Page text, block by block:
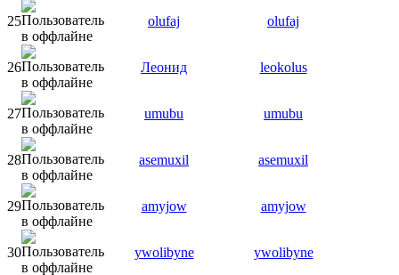
25 olufaj olufaj
26 Леонид leokolus
27 umubu umubu
28 asemuxil asemuxil
29 amyjow amyjow
30 ywolibyne ywolibyne